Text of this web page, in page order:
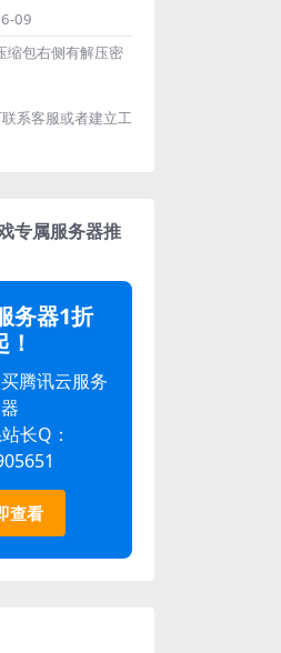
09
缩包右侧有解压密
系客服或者建立工
属服务器推
务器1折
！
腾讯云服务
器
长Q：
查看